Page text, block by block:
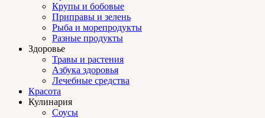
Крупы и бобовые
Приправы и зелень
Рыба и морепродукты
Разные продукты
Здоровье
Травы и растения
Азбука здоровья
Лечебные средства
Красота
Кулинария
Соусы